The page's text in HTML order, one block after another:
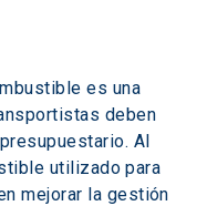
es una
deben
Al
utilizado para
mejorar la gestión